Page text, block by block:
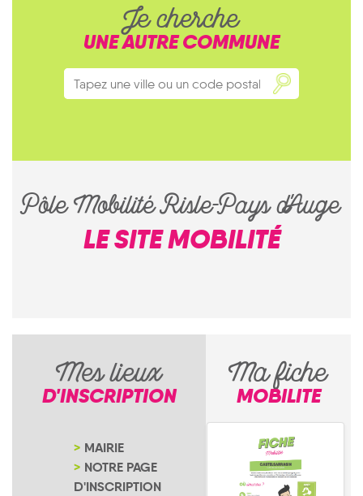
Je cherche
UNE AUTRE COMMUNE
Pôle Mobilité Risle-Pays d'Auge
LE SITE MOBILITÉ
Mes lieux
D'INSCRIPTION
MAIRIE
NOTRE PAGE
D'INSCRIPTION
Ma fiche
MOBILITE